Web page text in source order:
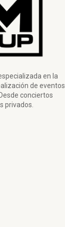
en la
de eventos
conciertos
privados.